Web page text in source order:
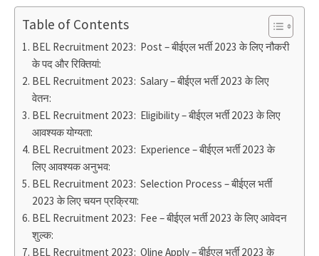
Table of Contents
BEL Recruitment 2023: Post – बीईएल भर्ती 2023 के लिए नौकरी
के पद और रिक्तियां:
BEL Recruitment 2023: Salary – बीईएल भर्ती 2023 के लिए
वेतन:
BEL Recruitment 2023: Eligibility – बीईएल भर्ती 2023 के लिए
आवश्यक योग्यता:
BEL Recruitment 2023: Experience – बीईएल भर्ती 2023 के
लिए आवश्यक अनुभव:
BEL Recruitment 2023: Selection Process – बीईएल भर्ती
2023 के लिए चयन प्रक्रिया:
BEL Recruitment 2023: Fee – बीईएल भर्ती 2023 के लिए आवेदन
शुल्क:
BEL Recruitment 2023: Oline Apply – बीईएल भर्ती 2023 के